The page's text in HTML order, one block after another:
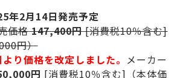
年2月14日発売予定
価格147,400円[消費税10％含む]
円）
り価格を改定しました。 メーカー
円 [消費税10％含む]（本体価